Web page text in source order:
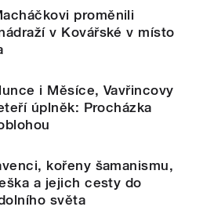
proměnili
v Kovářské v místo
i Měsíce, Vavřincovy
úplněk: Procházka
kořeny šamanismu,
a jejich cesty do
světa